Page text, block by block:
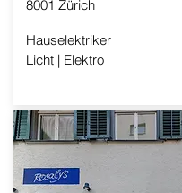
8001 Zürich
Hauselektriker
Licht | Elektro